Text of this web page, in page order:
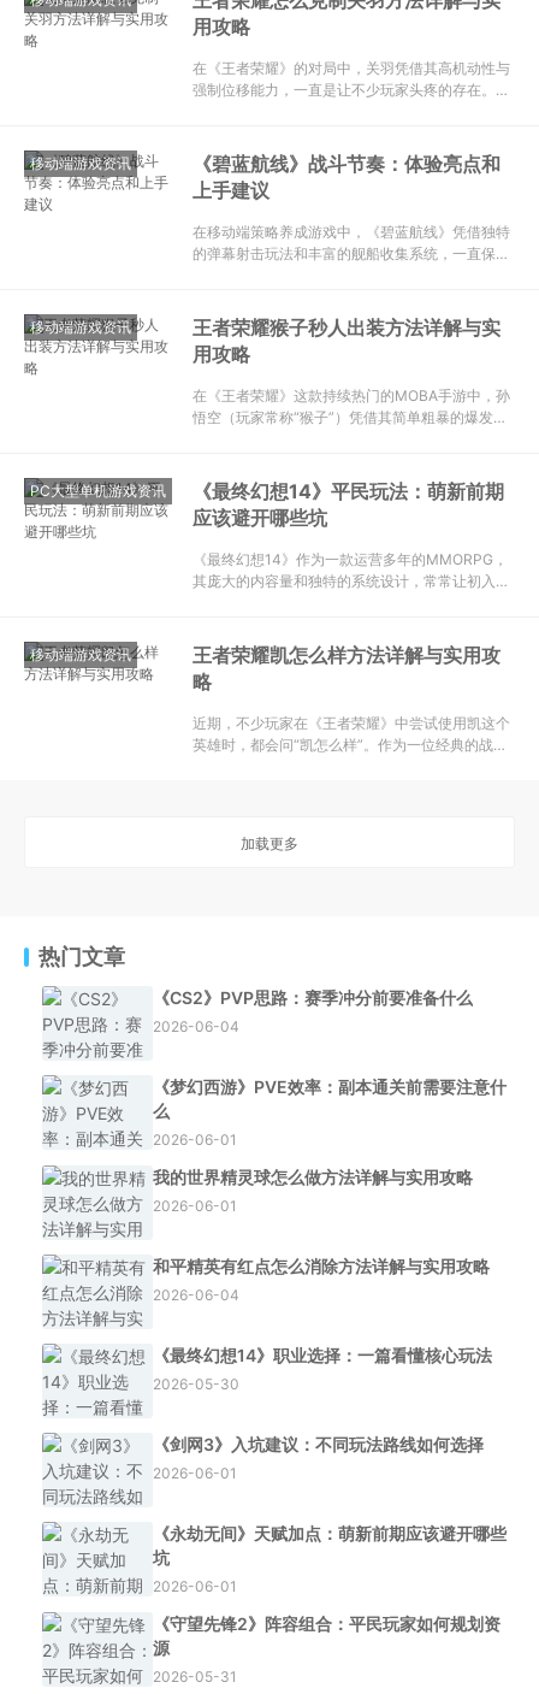
固定搭配更重要。不
用攻略
在《王者荣耀》的对局中，关羽凭借其高机动性与
强制位移能力，一直是让不少玩家头疼的存在。无
制这位武圣，不能只靠单一英雄，而是需要从阵容
选择、对线技巧和团战
移动端游戏资讯
《碧蓝航线》战斗节奏：体验亮点和
上手建议
在移动端策略养成游戏中，《碧蓝航线》凭借独特
的弹幕射击玩法和丰富的舰船收集系统，一直保持
家反馈，随着高难图和新活动的更迭，合理调整战
斗节奏，从“无脑自律
移动端游戏资讯
王者荣耀猴子秒人出装方法详解与实
用攻略
在《王者荣耀》这款持续热门的MOBA手游中，孙
悟空（玩家常称“猴子”）凭借其简单粗暴的爆发机
装思路需要根据版本节奏进行微调。今天我们就来
详细拆解一套当前
PC大型单机游戏资讯
《最终幻想14》平民玩法：萌新前期
应该避开哪些坑
《最终幻想14》作为一款运营多年的MMORPG，
其庞大的内容量和独特的系统设计，常常让初入艾
验。对于追求高效与顺畅的平民玩家来说，避开一
些常见的“坑”，远
移动端游戏资讯
王者荣耀凯怎么样方法详解与实用攻
略
近期，不少玩家在《王者荣耀》中尝试使用凯这个
英雄时，都会问“凯怎么样”。作为一位经典的战士/
加载更多
热门文章
《CS2》PVP思路：赛季冲分前要准备什么
2026-06-04
《梦幻西游》PVE效率：副本通关前需要注意什
么
2026-06-01
我的世界精灵球怎么做方法详解与实用攻略
2026-06-01
和平精英有红点怎么消除方法详解与实用攻略
2026-06-04
《最终幻想14》职业选择：一篇看懂核心玩法
2026-05-30
《剑网3》入坑建议：不同玩法路线如何选择
2026-06-01
《永劫无间》天赋加点：萌新前期应该避开哪些
坑
2026-06-01
《守望先锋2》阵容组合：平民玩家如何规划资
源
2026-05-31